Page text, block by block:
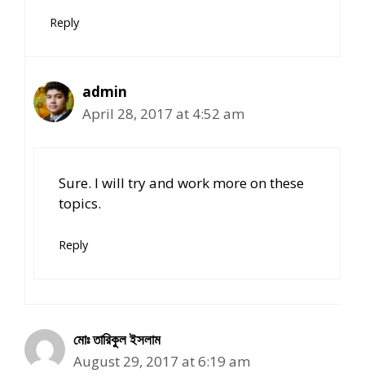
Reply
admin
April 28, 2017 at 4:52 am
Sure. I will try and work more on these
topics.
Reply
মোঃ তারিকুল ইসলাম
August 29, 2017 at 6:19 am